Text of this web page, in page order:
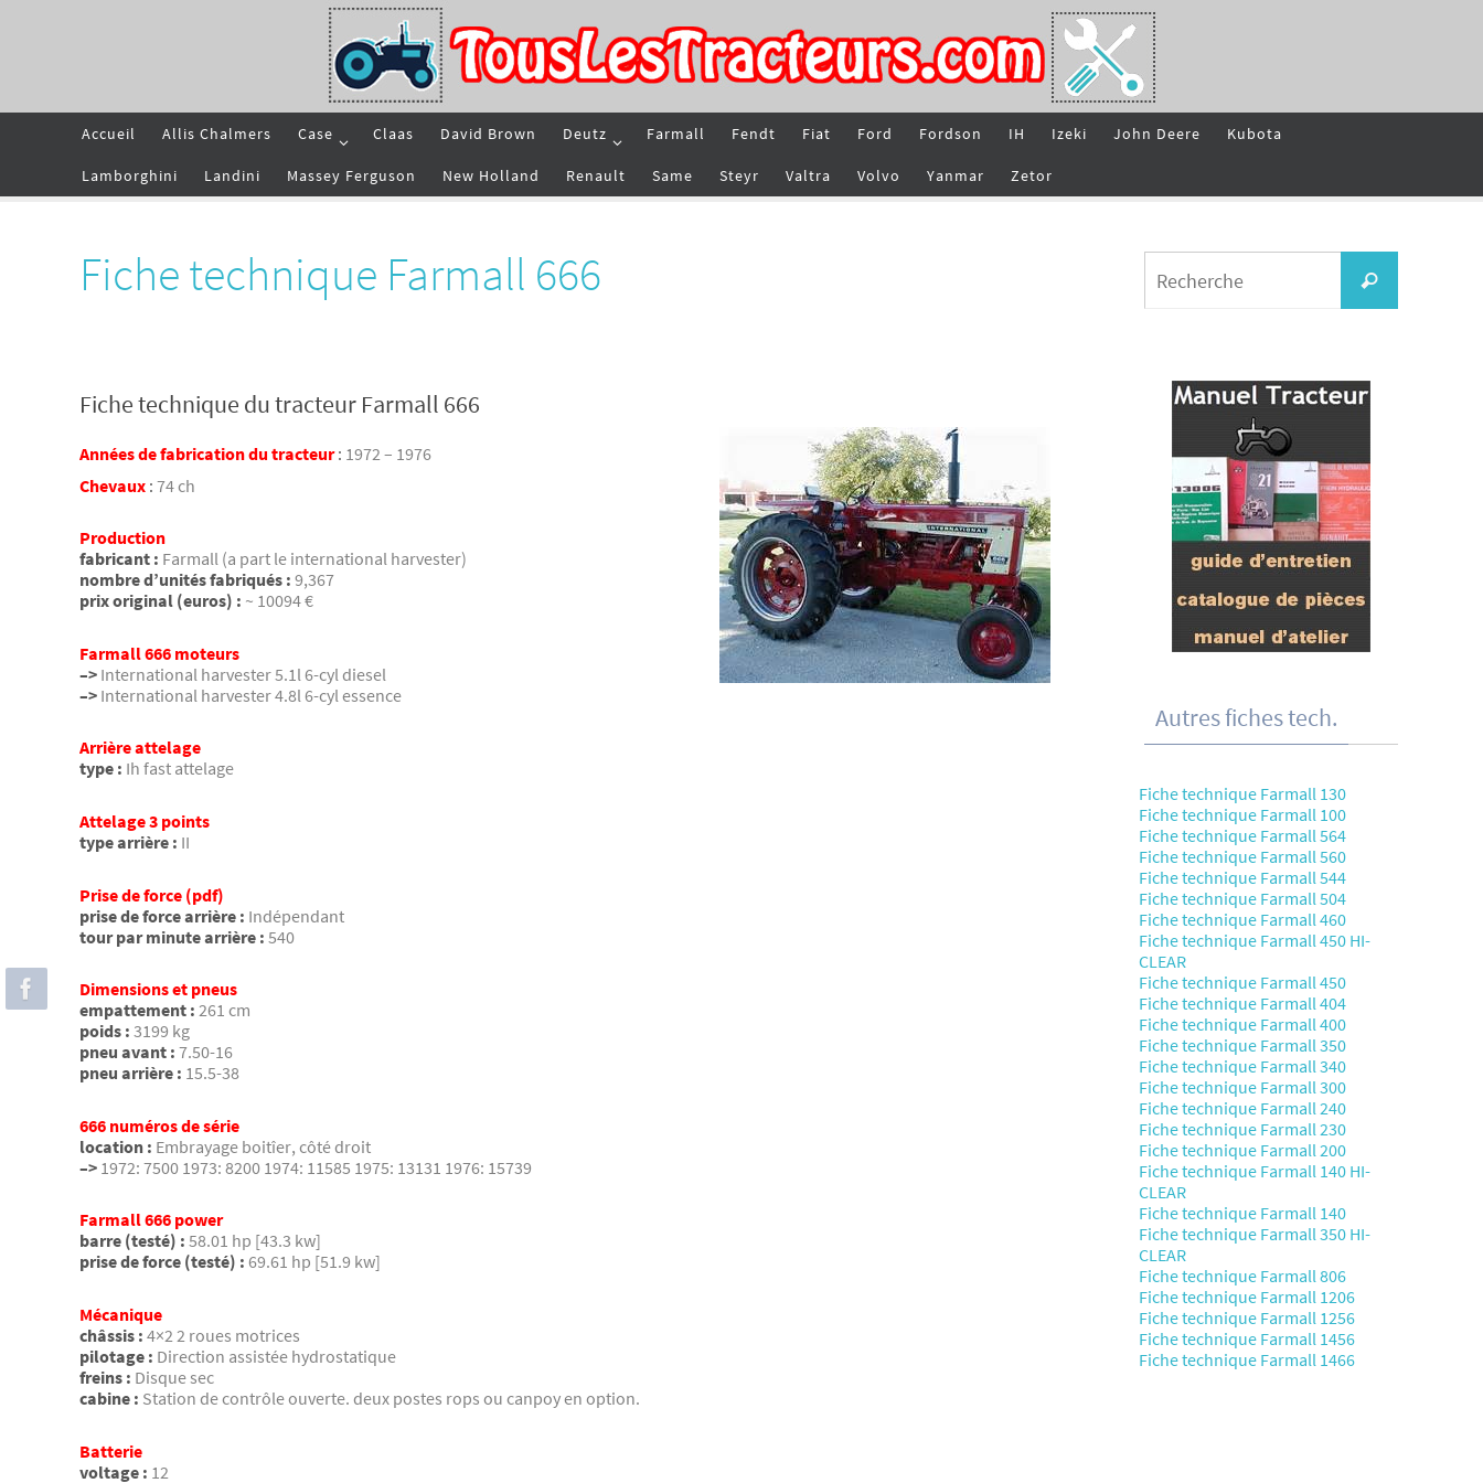
Accueil Allis Chalmers Case Claas David Brown Deutz Farmall Fendt Fiat Ford Fordson IH Izeki John Deere Kubota
Lamborghini Landini Massey Ferguson New Holland Renault Same Steyr Valtra Volvo Yanmar Zetor
Fiche technique Farmall 666
Fiche technique du tracteur Farmall 666
Années de fabrication du tracteur: 1972 – 1976
Chevaux : 74 ch
Production
fabricant : Farmall (a part le international harvester)
nombre d’unités fabriqués : 9,367
prix original (euros) : ~ 10094 €
Farmall 666 moteurs
–> International harvester 5.1l 6-cyl diesel
–> International harvester 4.8l 6-cyl essence
Arrière attelage
type : Ih fast attelage
Attelage 3 points
type arrière : II
Prise de force (pdf)
prise de force arrière : Indépendant
tour par minute arrière : 540
Dimensions et pneus
empattement : 261 cm
poids : 3199 kg
pneu avant : 7.50-16
pneu arrière : 15.5-38
666 numéros de série
location : Embrayage boitîer, côté droit
–> 1972: 7500 1973: 8200 1974: 11585 1975: 13131 1976: 15739
Farmall 666 power
barre (testé) : 58.01 hp [43.3 kw]
prise de force (testé) : 69.61 hp [51.9 kw]
Mécanique
châssis : 4×2 2 roues motrices
pilotage : Direction assistée hydrostatique
freins : Disque sec
cabine : Station de contrôle ouverte. deux postes rops ou canpoy en option.
Batterie
voltage : 12
Recherche
Autres fiches tech.
Fiche technique Farmall 130
Fiche technique Farmall 100
Fiche technique Farmall 564
Fiche technique Farmall 560
Fiche technique Farmall 544
Fiche technique Farmall 504
Fiche technique Farmall 460
Fiche technique Farmall 450 HI-
CLEAR
Fiche technique Farmall 450
Fiche technique Farmall 404
Fiche technique Farmall 400
Fiche technique Farmall 350
Fiche technique Farmall 340
Fiche technique Farmall 300
Fiche technique Farmall 240
Fiche technique Farmall 230
Fiche technique Farmall 200
Fiche technique Farmall 140 HI-
CLEAR
Fiche technique Farmall 140
Fiche technique Farmall 350 HI-
CLEAR
Fiche technique Farmall 806
Fiche technique Farmall 1206
Fiche technique Farmall 1256
Fiche technique Farmall 1456
Fiche technique Farmall 1466